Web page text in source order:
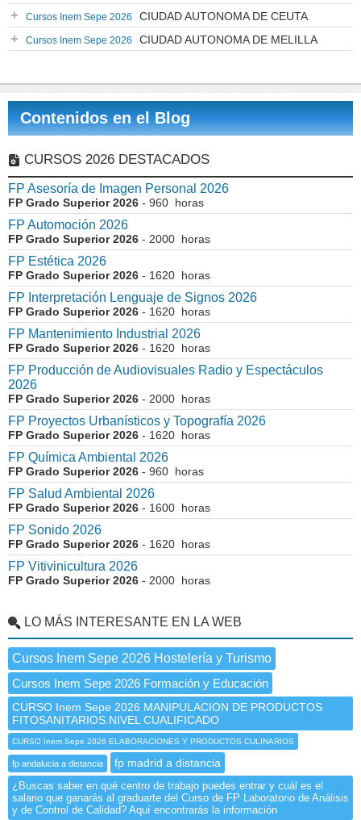
Cursos Inem Sepe 2026 CIUDAD AUTONOMA DE CEUTA
Cursos Inem Sepe 2026 CIUDAD AUTONOMA DE MELILLA
Contenidos en el Blog
CURSOS 2026 DESTACADOS
FP Asesoría de Imagen Personal 2026
FP Grado Superior 2026 - 960 horas
FP Automoción 2026
FP Grado Superior 2026 - 2000 horas
FP Estética 2026
FP Grado Superior 2026 - 1620 horas
FP Interpretación Lenguaje de Signos 2026
FP Grado Superior 2026 - 1620 horas
FP Mantenimiento Industrial 2026
FP Grado Superior 2026 - 1620 horas
FP Producción de Audiovisuales Radio y Espectáculos
2026
FP Grado Superior 2026 - 2000 horas
FP Proyectos Urbanísticos y Topografía 2026
FP Grado Superior 2026 - 1620 horas
FP Química Ambiental 2026
FP Grado Superior 2026 - 960 horas
FP Salud Ambiental 2026
FP Grado Superior 2026 - 1600 horas
FP Sonido 2026
FP Grado Superior 2026 - 1620 horas
FP Vitivinicultura 2026
FP Grado Superior 2026 - 2000 horas
LO MÁS INTERESANTE EN LA WEB
Cursos Inem Sepe 2026 Hostelería y Turismo
Cursos Inem Sepe 2026 Formación y Educación
CURSO Inem Sepe 2026 MANIPULACION DE PRODUCTOS
FITOSANITARIOS.NIVEL CUALIFICADO
CURSO Inem Sepe 2026 ELABORACIONES Y PRODUCTOS CULINARIOS
fp andalucia a distancia fp madrid a distancia
¿Buscas saber en qué centro de trabajo puedes entrar y cuál es el
salario que ganarás al graduarte del Curso de FP Laboratorio de Análisis
y de Control de Calidad? Aquí encontrarás la información